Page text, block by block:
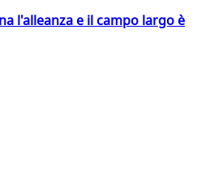
l'alleanza e il campo largo è